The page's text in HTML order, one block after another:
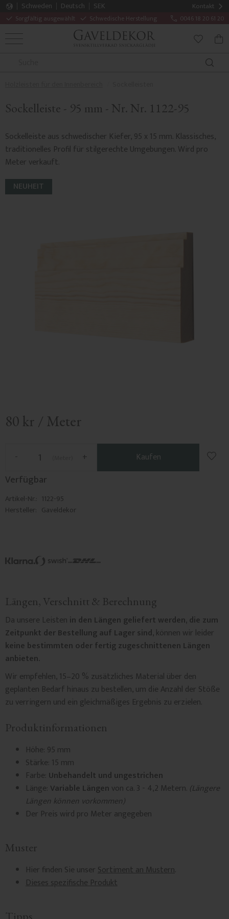
Kontakt
Sorgfältig ausgewählt Schwedische Herstellung 0046 18 20 61 20
Schweden Deutsch
SEK
MENÜ
Sockelleiste - 95 mm - Nr. Nr. 1122-95
Sockelleiste aus schwedischer Kiefer, 95 x 15 mm. Klassisches,
traditionelles Profil für stilgerechte Umgebungen. Wird pro
Meter verkauft.
NEUHEIT
80 kr / Meter
+
- Kaufen
Zu
Verfügbar
Artikel-Nr.
1122-95
Hersteller Gaveldekor
Längen, Verschnitt & Berechnung
Da unsere Leisten in den Längen geliefert werden, die zum
Zeitpunkt der Bestellung auf Lager sind, können wir leider
keine bestimmten oder fertig zugeschnittenen Längen
anbieten.
Wir empfehlen, 15–20 % zusätzliches Material über den
geplanten Bedarf hinaus zu bestellen, um die Anzahl der Stöße
zu verringern und ein gleichmäßiges Ergebnis zu erzielen.
Produktinformationen
Höhe: 95 mm
Stärke: 15 mm
Farbe: Unbehandelt und ungestrichen
Länge: Variable Längen von ca. 3 - 4,2 Metern. (Längere
Längen können vorkommen)
Der Preis wird pro Meter angegeben
Muster
Hier finden Sie unserSortiment an Mustern.
Dieses spezifische Produkt